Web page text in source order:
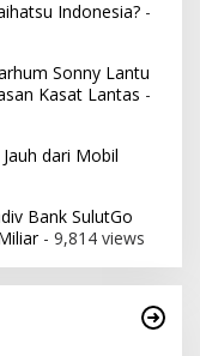
Indonesia? -
Sonny Lantu
Kasat Lantas -
dari Mobil
Bank SulutGo
- 9,814 views